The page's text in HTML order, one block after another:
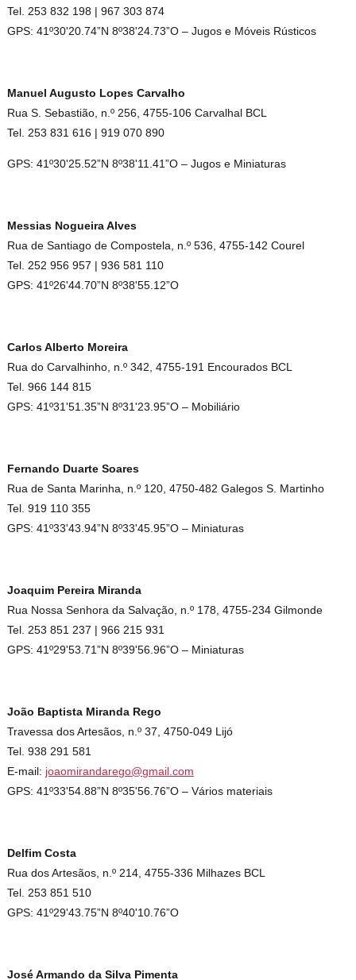
Tel. 253 832 198 | 967 303 874
GPS: 41º30'20.74”N 8º38'24.73”O – Jugos e Móveis Rústicos
Manuel Augusto Lopes Carvalho
Rua S. Sebastião, n.º 256, 4755-106 Carvalhal BCL
Tel. 253 831 616 | 919 070 890
GPS: 41º30'25.52”N 8º38'11.41”O – Jugos e Miniaturas
Messias Nogueira Alves
Rua de Santiago de Compostela, n.º 536, 4755-142 Courel
Tel. 252 956 957 | 936 581 110
GPS: 41º26'44.70”N 8º38'55.12”O
Carlos Alberto Moreira
Rua do Carvalhinho, n.º 342, 4755-191 Encourados BCL
Tel. 966 144 815
GPS: 41º31'51.35”N 8º31'23.95”O – Mobiliário
Fernando Duarte Soares
Rua de Santa Marinha, n.º 120, 4750-482 Galegos S. Martinho
Tel. 919 110 355
GPS: 41º33'43.94”N 8º33'45.95”O – Miniaturas
Joaquim Pereira Miranda
Rua Nossa Senhora da Salvação, n.º 178, 4755-234 Gilmonde
Tel. 253 851 237 | 966 215 931
GPS: 41º29'53.71”N 8º39'56.96”O – Miniaturas
João Baptista Miranda Rego
Travessa dos Artesãos, n.º 37, 4750-049 Lijó
Tel. 938 291 581
E-mail: joaomirandarego@gmail.com
GPS: 41º33'54.88”N 8º35'56.76”O – Vários materiais
Delfim Costa
Rua dos Artesãos, n.º 214, 4755-336 Milhazes BCL
Tel. 253 851 510
GPS: 41º29'43.75”N 8º40'10.76”O
José Armando da Silva Pimenta